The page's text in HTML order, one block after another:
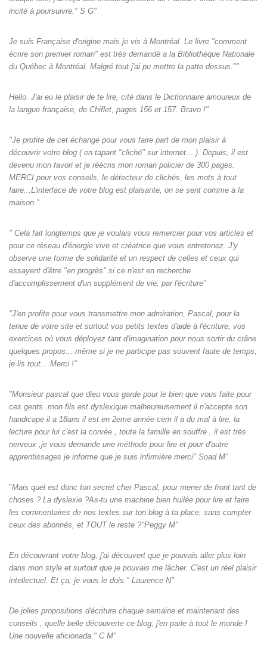
incité à poursuivre." S G"
Je suis Française d'origine mais je vis à Montréal. Le livre "comment
écrire son premier roman" est très demandé a la Bibliothèque Nationale
du Québec à Montréal. Malgré tout j'ai pu mettre la patte dessus.""
Hello. J'ai eu le plaisir de te lire, cité dans le Dictionnaire amoureux de
la langue française, de Chiflet, pages 156 et 157. Bravo !"
"Je profite de cet échange pour vous faire part de mon plaisir à
découvrir votre blog ( en tapant "cliché" sur internet....). Depuis, il est
devenu mon favori et je réécris mon roman policier de 300 pages.
MERCI pour vos conseils, le détecteur de clichés, les mots à tout
faire...L'interface de votre blog est plaisante, on se sent comme à la
maison."
" Cela fait longtemps que je voulais vous remercier pour vos articles et
pour ce réseau d'énergie vive et créatrice que vous entretenez. J'y
observe une forme de solidarité et un respect de celles et ceux qui
essayent d'être "en progrès" si ce n'est en recherche
d'accomplissement d'un supplément de vie, par l'écriture"
"J'en profite pour vous transmettre mon admiration, Pascal, pour la
tenue de votre site et surtout vos petits textes d'aide à l'écriture, vos
exercices où vous déployez tant d'imagination pour nous sortir du crâne
quelques propos... même si je ne participe pas souvent faute de temps,
je lis tout... Merci !"
"Monsieur pascal que dieu vous garde pour le bien que vous faite pour
ces gents .mon fils est dyslexique malheureusement il n'accepte son
handicape il a 18ans il est en 2eme année cem il a du mal à lire, la
lecture pour lui c'est la corvée , toute la famille en souffre , il est très
nerveux ,je vous demande une méthode pour lire et pour d'autre
apprentissages je informe que je suis infirmière merci" Soad M"
"Mais quel est donc ton secret cher Pascal, pour mener de front tant de
choses ? La dyslexie ?As-tu une machine bien huilée pour lire et faire
les commentaires de nos textes sur ton blog à ta place, sans compter
ceux des abonnés, et TOUT le reste ?"Peggy M"
En découvrant votre blog, j'ai découvert que je pouvais aller plus loin
dans mon style et surtout que je pouvais me lâcher. C'est un réel plaisir
intellectuel. Et ça, je vous le dois." Laurence N"
De jolies propositions d'écriture chaque semaine et maintenant des
conseils , quelle belle découverte ce blog, j'en parle à tout le monde !
Une nouvelle aficionada." C M"